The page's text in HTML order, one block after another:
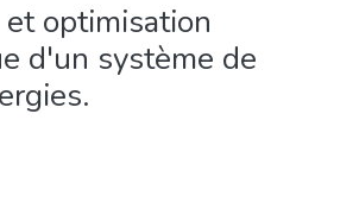
optimisation
d'un système de